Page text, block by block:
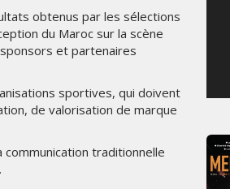
obtenus par les sélections
du Maroc sur la scène
et partenaires
sportives, qui doivent
de valorisation de marque
traditionnelle